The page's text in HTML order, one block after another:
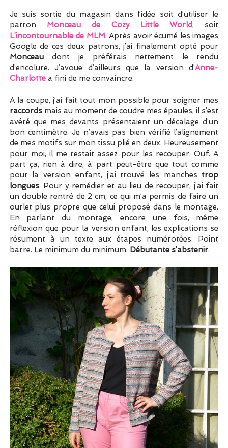
Je suis sortie du magasin dans l’idée soit d’utiliser le
patron Monceau de Cozy Little World, soit
L’incontournable de MLM. Après avoir écumé les images
Google de ces deux patrons, j’ai finalement opté pour
Monceaudont je préférais nettement le rendu
d’encolure. J’avoue d’ailleurs que la version d’Anne-
Charlottea fini de me convaincre.
A la coupe, j’ai fait tout mon possible pour soigner mes
raccordsmais au moment de coudre mes épaules, il s’est
avéré que mes devants présentaient un décalage d’un
bon centimètre. Je n’avais pas bien vérifié l’alignement
de mes motifs sur mon tissu plié en deux. Heureusement
pour moi, il me restait assez pour les recouper. Ouf. A
part ça, rien à dire, à part peut-être que tout comme
pour la version enfant, j’ai trouvé les manches trop
longues. Pour y remédier et au lieu de recouper, j’ai fait
un double rentré de 2 cm, ce qui m’a permis de faire un
ourlet plus propre que celui proposé dans le montage.
En parlant du montage, encore une fois, même
réflexion que pour la version enfant, les explications se
résument à un texte aux étapes numérotées. Point
barre. Le minimum du minimum. Débutante s’abstenir.